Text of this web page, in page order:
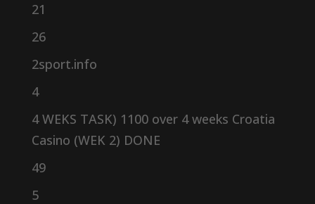
21
26
2sport.info
4
4 WEKS TASK) 1100 over 4 weeks Croatia
Casino (WEK 2) DONE
49
5